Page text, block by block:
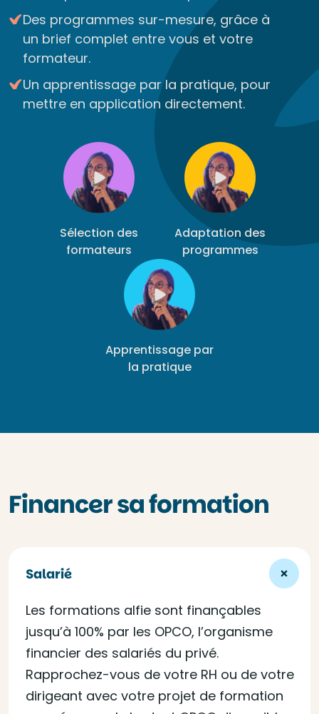
Des programmes sur-mesure, grâce à
un brief complet entre vous et votre
formateur.
Un apprentissage par la pratique, pour
mettre en application directement.
Sélection des
formateurs
Adaptation des
programmes
Apprentissage par
la pratique
Financer sa formation
Salarié
Les formations alfie sont finançables
jusqu’à 100% par les OPCO, l’organisme
financier des salariés du privé.
Rapprochez-vous de votre RH ou de votre
dirigeant avec votre projet de formation